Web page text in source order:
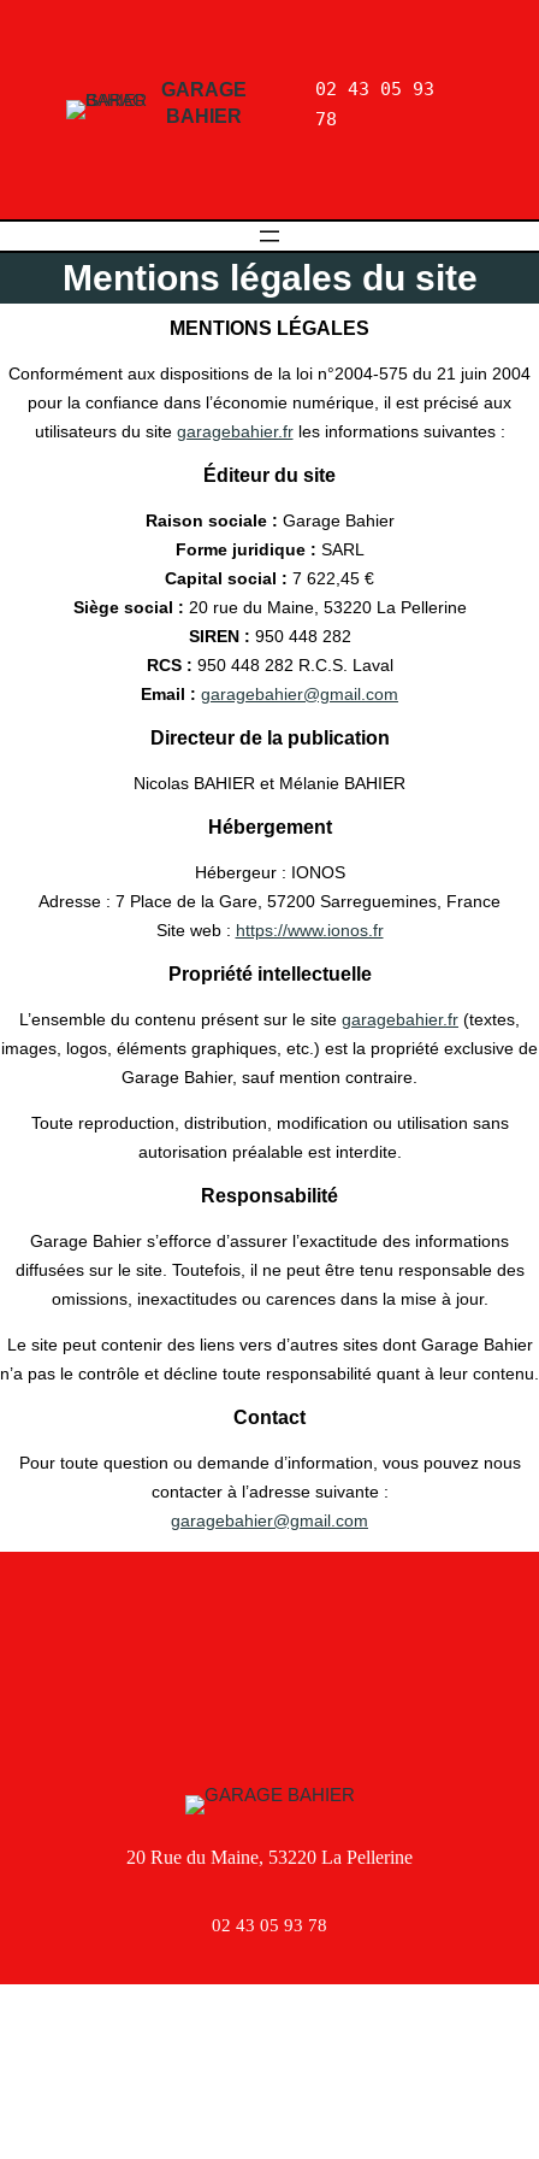
GARAGE
BAHIER
02 43 05 93
78
Mentions légales du site
MENTIONS LÉGALES
Conformément aux dispositions de la loi n°2004-575 du 21 juin 2004
pour la confiance dans l’économie numérique, il est précisé aux
utilisateurs du site garagebahier.frles informations suivantes :
Éditeur du site
Raison sociale : Garage Bahier
Forme juridique : SARL
Capital social : 7 622,45 €
Siège social : 20 rue du Maine, 53220 La Pellerine
SIREN : 950 448 282
RCS : 950 448 282 R.C.S. Laval
Email : garagebahier@gmail.com
Directeur de la publication
Nicolas BAHIER et Mélanie BAHIER
Hébergement
Hébergeur : IONOS
Adresse : 7 Place de la Gare, 57200 Sarreguemines, France
Site web : https://www.ionos.fr
Propriété intellectuelle
L’ensemble du contenu présent sur le site garagebahier.fr (textes,
images, logos, éléments graphiques, etc.) est la propriété exclusive de
Garage Bahier, sauf mention contraire.
Toute reproduction, distribution, modification ou utilisation sans
autorisation préalable est interdite.
Responsabilité
Garage Bahier s’efforce d’assurer l’exactitude des informations
diffusées sur le site. Toutefois, il ne peut être tenu responsable des
omissions, inexactitudes ou carences dans la mise à jour.
Le site peut contenir des liens vers d’autres sites dont Garage Bahier
n’a pas le contrôle et décline toute responsabilité quant à leur contenu.
Contact
Pour toute question ou demande d’information, vous pouvez nous
contacter à l’adresse suivante :
garagebahier@gmail.com
20 Rue du Maine, 53220 La Pellerine
02 43 05 93 78